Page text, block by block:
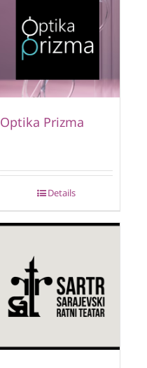
Optika Prizma
Details